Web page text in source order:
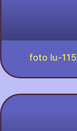
foto lu-115